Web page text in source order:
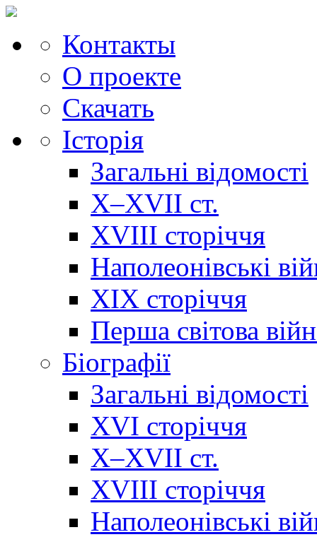
Контакты
О проекте
Скачать
Історія
Загальні відомості
X–XVII ст.
XVIII сторіччя
Наполеонівські
XIX сторіччя
Перша світова
Біографії
Загальні відомості
XVI сторіччя
X–XVII ст.
XVIII сторіччя
Наполеонівські